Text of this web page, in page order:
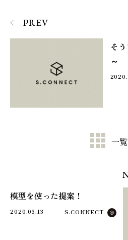
PREV
そ
～
一
模型を使った提案！
2020.03.13 S.CONNECT